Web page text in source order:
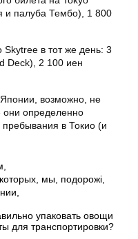
и палуба Тембо), 1 800
Skytree в тот же день: 3
Deck), 2 100 иен
возможно, не
определенно
в Токио (и
,
которых, мы, подорожі,
упаковать овощи
для транспортировки?